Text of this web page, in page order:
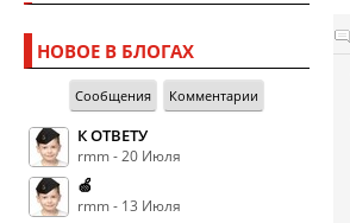
НОВОЕ В БЛОГАХ
Сообщения Комментарии
К ОТВЕТУ
rmm - 20 Июля
🍏
rmm - 13 Июля